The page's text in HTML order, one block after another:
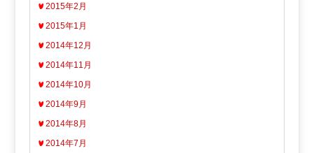
2015年2月
2015年1月
2014年12月
2014年11月
2014年10月
2014年9月
2014年8月
2014年7月